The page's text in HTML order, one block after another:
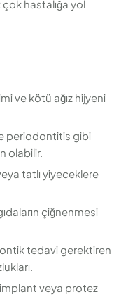
çok hastalığa yol
ve kötü ağız hijyeni
periodontitis gibi
olabilir.
tatlı yiyeceklere
çiğnenmesi
tedavi gerektiren
veya protez